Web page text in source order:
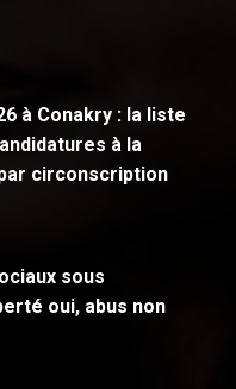
à Conakry : la liste
à la
circonscription
sous
oui, abus non